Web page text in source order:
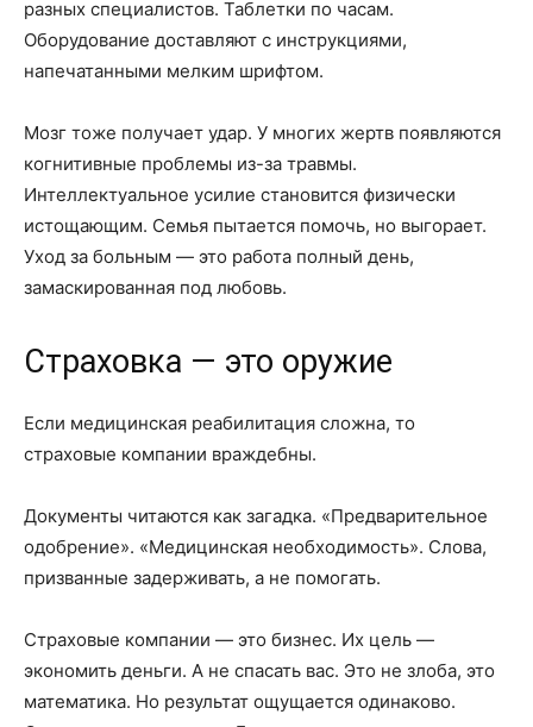
разных специалистов. Таблетки по часам.
Оборудование доставляют с инструкциями,
напечатанными мелким шрифтом.
Мозг тоже получает удар. У многих жертв появляются
когнитивные проблемы из-за травмы.
Интеллектуальное усилие становится физически
истощающим. Семья пытается помочь, но выгорает.
Уход за больным — это работа полный день,
замаскированная под любовь.
Страховка — это оружие
Если медицинская реабилитация сложна, то
страховые компании враждебны.
Документы читаются как загадка. «Предварительное
одобрение». «Медицинская необходимость». Слова,
призванные задерживать, а не помогать.
Страховые компании — это бизнес. Их цель —
экономить деньги. А не спасать вас. Это не злоба, это
математика. Но результат ощущается одинаково.